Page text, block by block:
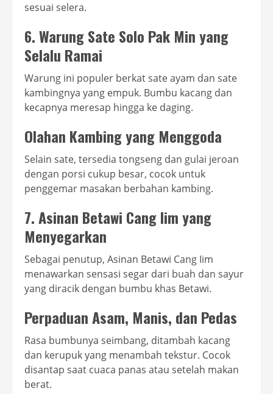
sesuai selera.
6. Warung Sate Solo Pak Min yang
Selalu Ramai
Warung ini populer berkat sate ayam dan sate
kambingnya yang empuk. Bumbu kacang dan
kecapnya meresap hingga ke daging.
Olahan Kambing yang Menggoda
Selain sate, tersedia tongseng dan gulai jeroan
dengan porsi cukup besar, cocok untuk
penggemar masakan berbahan kambing.
7. Asinan Betawi Cang Iim yang
Menyegarkan
Sebagai penutup, Asinan Betawi Cang Iim
menawarkan sensasi segar dari buah dan sayur
yang diracik dengan bumbu khas Betawi.
Perpaduan Asam, Manis, dan Pedas
Rasa bumbunya seimbang, ditambah kacang
dan kerupuk yang menambah tekstur. Cocok
disantap saat cuaca panas atau setelah makan
berat.